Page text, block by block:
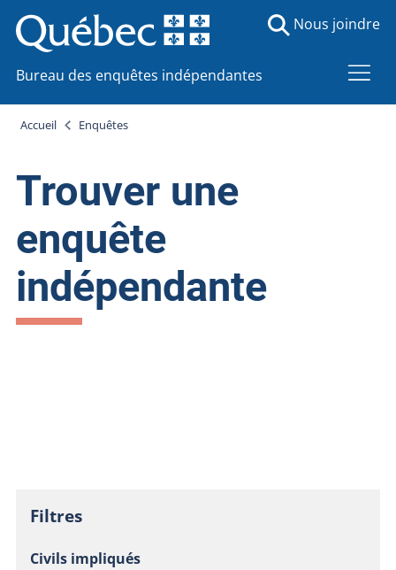
Bureau des enquêtes indépendantes
Nous joindre
Accueil Enquêtes
Trouver une
enquête
indépendante
Filtres
Civils impliqués